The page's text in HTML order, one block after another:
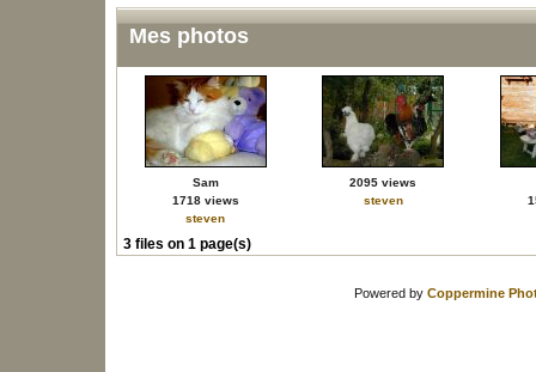
Mes photos
Sam
1718 views
steven
2095 views
steven
3 files on 1 page(s)
Powered by Coppermine